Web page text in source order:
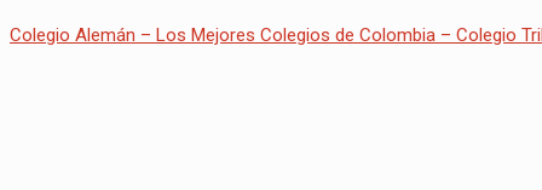
Colegio Alemán – Los Mejores Colegios de Colombia – Colegio